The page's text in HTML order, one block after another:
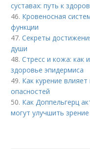
суставах: путь к
46. Кровеносная
функции
47.Секреты
души
48.Стресс и кожа: как
здоровье эпидермиса
49. Как курение
опасностей
50. Как Доппельгерц
могут улучшить зрение